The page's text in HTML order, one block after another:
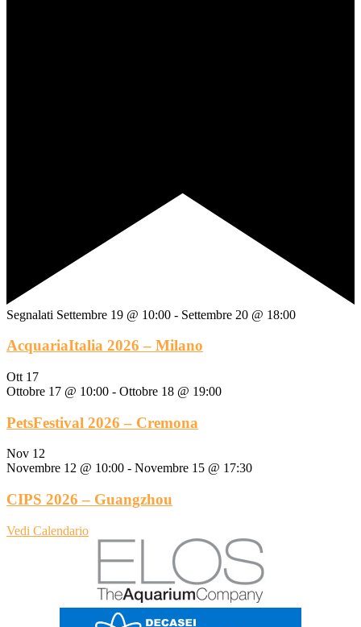
Segnalati Settembre 19 @ 10:00 - Settembre 20 @ 18:00
AcquariaItalia 2026 – Milano
Ott 17
Ottobre 17 @ 10:00 - Ottobre 18 @ 19:00
PetsFestival 2026 – Cremona
Nov 12
Novembre 12 @ 10:00 - Novembre 15 @ 17:30
CIPS 2026 – Guangzhou
Vedi Calendario